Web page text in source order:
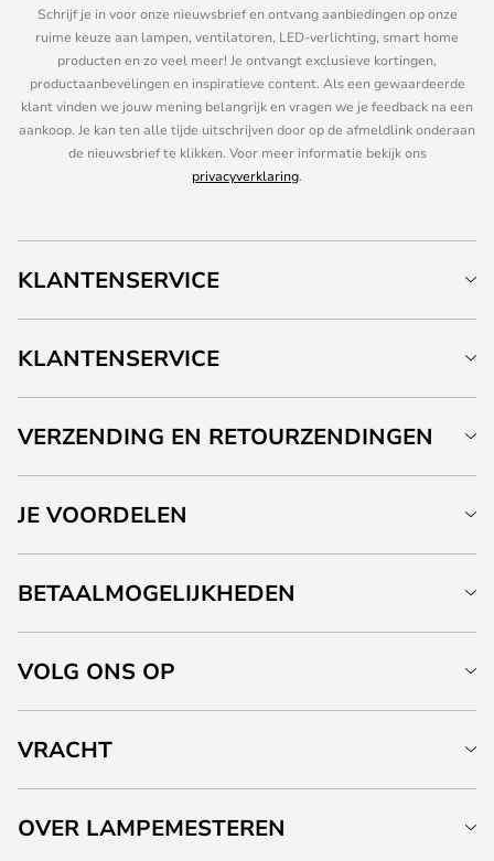
Schrijf je in voor onze nieuwsbrief en ontvang aanbiedingen op onze
ruime keuze aan lampen, ventilatoren, LED-verlichting, smart home
producten en zo veel meer! Je ontvangt exclusieve kortingen,
productaanbevelingen en inspiratieve content. Als een gewaardeerde
klant vinden we jouw mening belangrijk en vragen we je feedback na een
aankoop. Je kan ten alle tijde uitschrijven door op de afmeldlink onderaan
de nieuwsbrief te klikken. Voor meer informatie bekijk ons
privacyverklaring.
KLANTENSERVICE
KLANTENSERVICE
VERZENDING EN RETOURZENDINGEN
JE VOORDELEN
BETAALMOGELIJKHEDEN
VOLG ONS OP
VRACHT
OVER LAMPEMESTEREN